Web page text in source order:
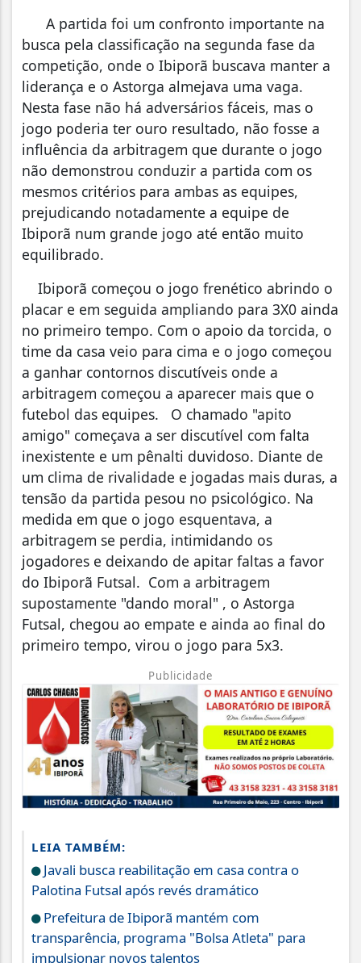
A partida foi um confronto importante na
busca pela classificação na segunda fase da
competição, onde o Ibiporã buscava manter a
liderança e o Astorga almejava uma vaga.
Nesta fase não há adversários fáceis, mas o
jogo poderia ter ouro resultado, não fosse a
influência da arbitragem que durante o jogo
não demonstrou conduzir a partida com os
mesmos critérios para ambas as equipes,
prejudicando notadamente a equipe de
Ibiporã num grande jogo até então muito
equilibrado.
Ibiporã começou o jogo frenético abrindo o
placar e em seguida ampliando para 3X0 ainda
no primeiro tempo. Com o apoio da torcida, o
time da casa veio para cima e o jogo começou
a ganhar contornos discutíveis onde a
arbitragem começou a aparecer mais que o
futebol das equipes. O chamado "apito
amigo" começava a ser discutível com falta
inexistente e um pênalti duvidoso. Diante de
um clima de rivalidade e jogadas mais duras, a
tensão da partida pesou no psicológico. Na
medida em que o jogo esquentava, a
arbitragem se perdia, intimidando os
jogadores e deixando de apitar faltas a favor
do Ibiporã Futsal. Com a arbitragem
supostamente "dando moral" , o Astorga
Futsal, chegou ao empate e ainda ao final do
primeiro tempo, virou o jogo para 5x3.
Publicidade
LEIA TAMBÉM:
Javali busca reabilitação em casa contra o
Palotina Futsal após revés dramático
Prefeitura de Ibiporã mantém com
transparência, programa "Bolsa Atleta" para
impulsionar novos talentos